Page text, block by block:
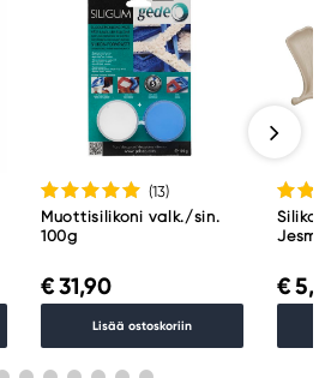
(13)
Muottisilikoni valk./sin.
100g
€ 31,90
Lisää ostoskoriin
× 14
€